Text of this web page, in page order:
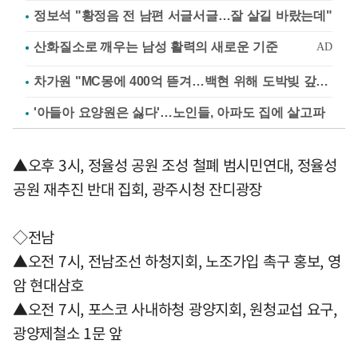
정보석 "황정음 전 남편 서글서글…잘 살길 바랐는데"
차가원 "MC몽에 400억 뜯겨…백현 위해 도박빚 갚아줘"
'아들아 요양원은 싫다'…노인들, 아파도 집에 살고파
▲오후 3시, 정율성 공원 조성 철폐 범시민연대, 정율성
공원 재추진 반대 집회, 광주시청 잔디광장
◇전남
▲오전 7시, 전남조선 하청지회, 노조가입 촉구 홍보, 영
암 현대삼호
▲오전 7시, 포스코 사내하청 광양지회, 원청교섭 요구,
광양제철소 1문 앞